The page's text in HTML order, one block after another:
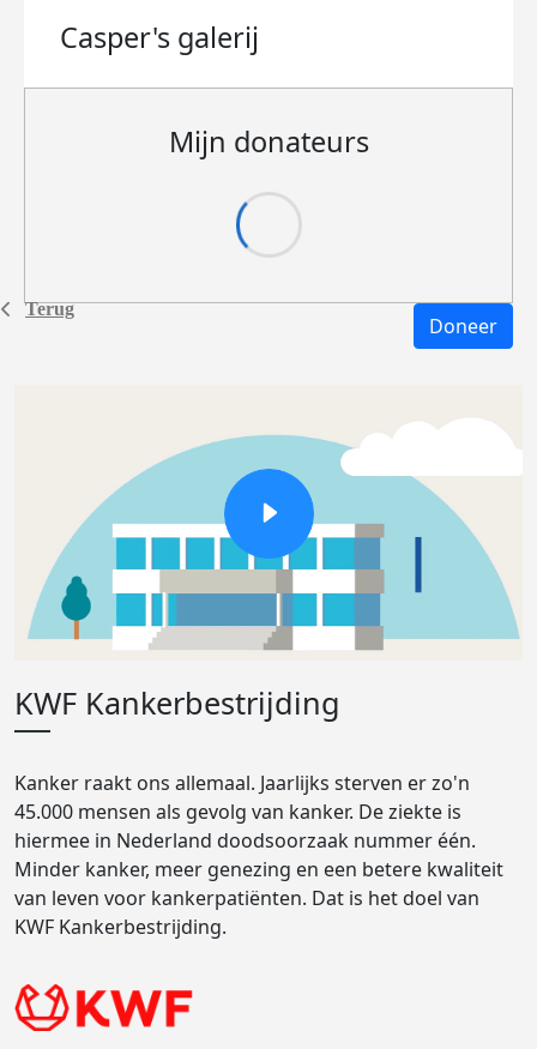
Terug
Casper's galerij
Mijn donateurs
Doneer
KWF Kankerbestrijding
Kanker raakt ons allemaal. Jaarlijks sterven er zo'n
45.000 mensen als gevolg van kanker. De ziekte is
hiermee in Nederland doodsoorzaak nummer één.
Minder kanker, meer genezing en een betere kwaliteit
van leven voor kankerpatiënten. Dat is het doel van
KWF Kankerbestrijding.